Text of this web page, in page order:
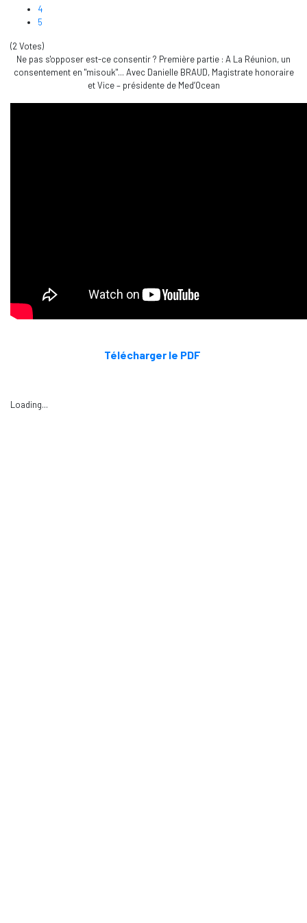
4
5
(2 Votes)
Ne pas s'opposer est-ce consentir ? Première partie : A La Réunion, un
consentement en "misouk"... Avec Danielle BRAUD, Magistrate honoraire
et Vice – présidente de Med’Ocean
Télécharger le PDF
Loading...